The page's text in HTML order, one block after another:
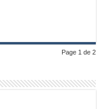
Page 1 de 2